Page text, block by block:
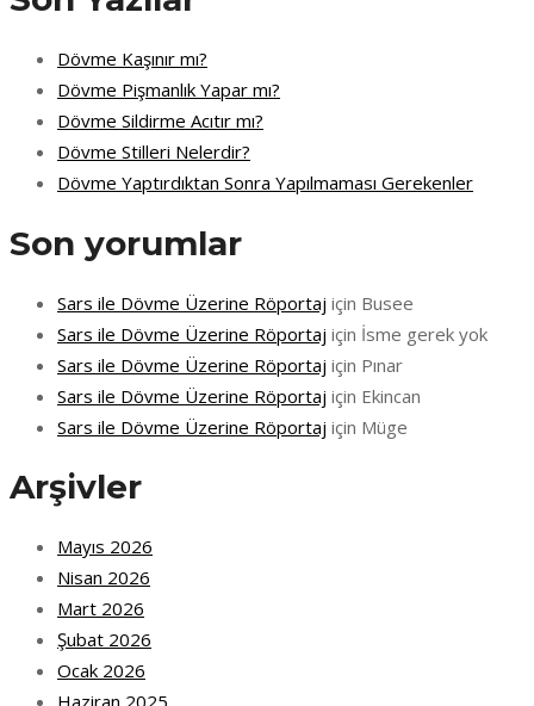
Dövme Kaşınır mı?
Dövme Pişmanlık Yapar mı?
Dövme Sildirme Acıtır mı?
Dövme Stilleri Nelerdir?
Dövme Yaptırdıktan Sonra Yapılmaması Gerekenler
Son yorumlar
Sars ile Dövme Üzerine Röportaj için Busee
Sars ile Dövme Üzerine Röportaj için İsme gerek yok
Sars ile Dövme Üzerine Röportaj için Pınar
Sars ile Dövme Üzerine Röportaj için Ekincan
Sars ile Dövme Üzerine Röportaj için Müge
Arşivler
Mayıs 2026
Nisan 2026
Mart 2026
Şubat 2026
Ocak 2026